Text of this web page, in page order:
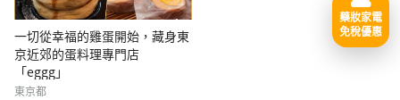
一切從幸福的雞蛋開始，藏身東
京近郊的蛋料理專門店
「eggg」
東京都
藥妝家電
免稅優惠